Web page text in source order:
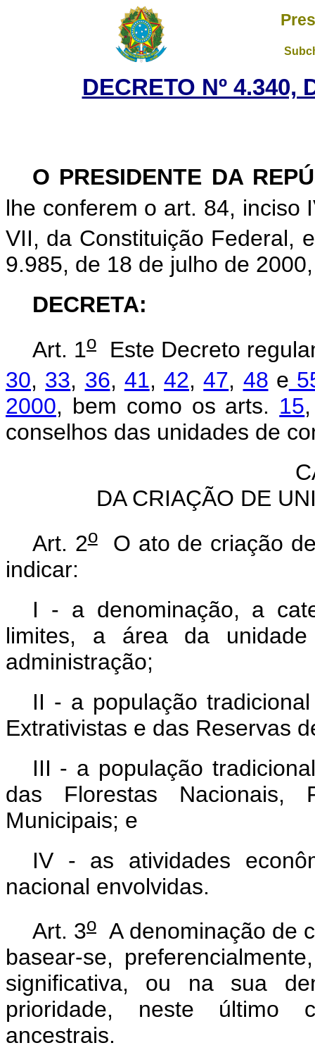
DECRETO Nº 4.340,
O PRESIDENTE DA
lhe conferem o art. 84, inciso
VII, da Constituição Federal,
9.985, de 18 de julho de 2000,
DECRETA:
Art. 1o
Este Decreto
30, 33, 36, 41, 42,47, 48 e
2000, bem como os arts. 15
conselhos das unidades de
DA CRIAÇÃO DE
Art. 2oO ato de criação
indicar:
I - a denominação, a
limites, a área da
administração;
II - a população
Extrativistas e das Reservas
III - a população
das Florestas Nacionais,
Municipais; e
IV - as atividades
nacional envolvidas.
Art. 3o A denominação de
basear-se,
significativa, ou na sua
prioridade, neste último
ancestrais.